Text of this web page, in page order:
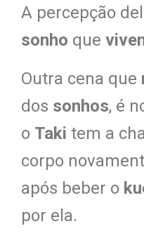
A percepção
sonho que
Outra cena que
dos sonhos, é
o Taki tem a
corpo
após beber o
por ela.